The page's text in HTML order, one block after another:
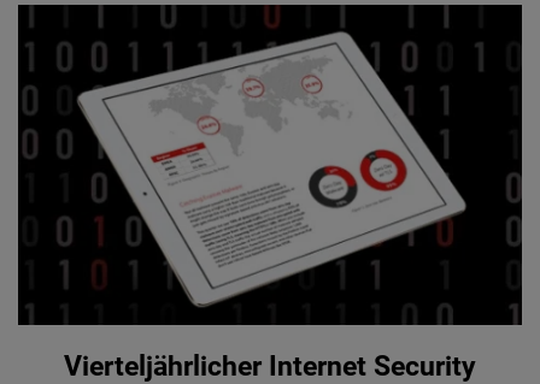
Vierteljährlicher Internet Security